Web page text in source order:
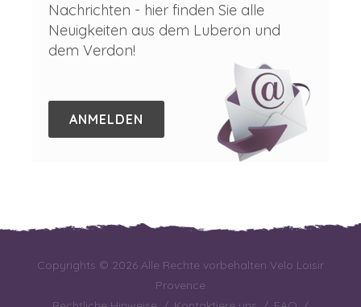
Nachrichten - hier finden Sie alle
Neuigkeiten aus dem Luberon und
dem Verdon!
ANMELDEN
Copyrights © 2026 Alle Rechte vorbehalten Velo Loisir
Provence